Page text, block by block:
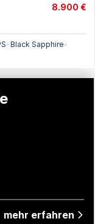
8.900 €
•Black Sapphire•
mehr erfahren